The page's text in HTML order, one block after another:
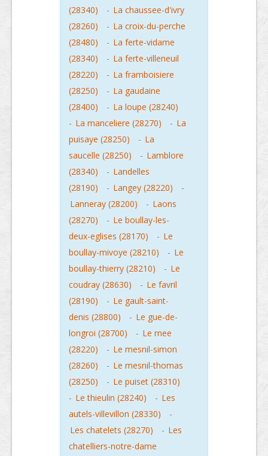
(28340)
- La chaussee-d'ivry
(28260)
- La croix-du-perche
(28480)
- La ferte-vidame
(28340)
- La ferte-villeneuil
(28220)
- La framboisiere
(28250)
- La gaudaine
(28400)
- La loupe (28240)
- La manceliere (28270) - La
puisaye (28250)
- La
saucelle (28250)
- Lamblore
(28340)
- Landelles
(28190)
- Langey (28220)
-
Lanneray (28200)
- Laons
(28270)
- Le boullay-les-
deux-eglises (28170)
- Le
boullay-mivoye (28210)
- Le
boullay-thierry (28210)
- Le
coudray (28630)
- Le favril
(28190)
- Le gault-saint-
denis (28800)
- Le gue-de-
longroi (28700)
- Le mee
(28220)
- Le mesnil-simon
(28260)
- Le mesnil-thomas
(28250)
- Le puiset (28310)
- Le thieulin (28240) - Les
autels-villevillon (28330)
-
Les chatelets (28270)
- Les
chatelliers-notre-dame